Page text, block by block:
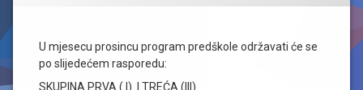
Jelovnik
U mjesecu prosincu program predškole održavati će se
po slijedećem rasporedu:
SKUPINA PRVA ( I) I TREĆA (III)